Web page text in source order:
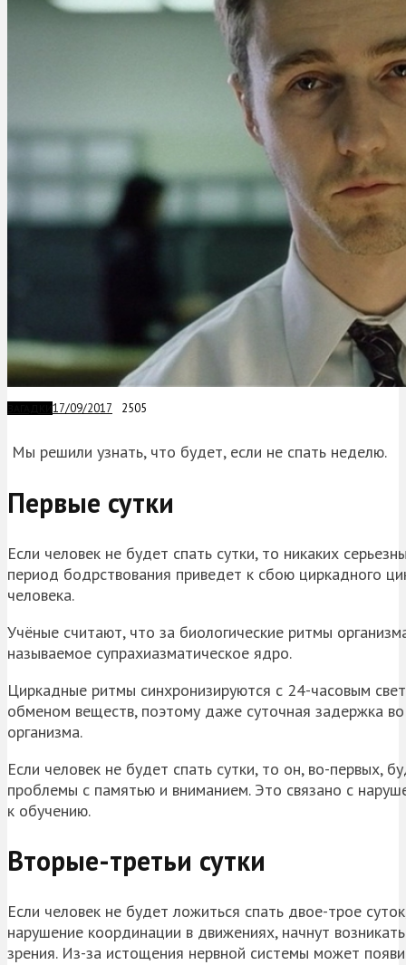
17/09/2017 2505
Мы решили узнать, что будет, если не спать неделю.
Первые сутки
Если человек не будет спать сутки, то никаких
период бодрствования приведет к сбою циркадного
человека.
Учёные считают, что за биологические ритмы
называемое супрахиазматическое ядро.
Циркадные ритмы синхронизируются с 24-часовым
обменом веществ, поэтому даже суточная задержка
организма.
Если человек не будет спать сутки, то он, во-первых,
проблемы с памятью и вниманием. Это связано с
к обучению.
Вторые-третьи сутки
Если человек не будет ложиться спать двое-трое
нарушение координации в движениях, начнут
зрения. Из-за истощения нервной системы может